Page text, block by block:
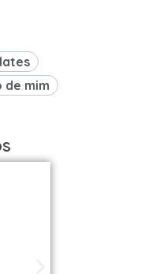
mim